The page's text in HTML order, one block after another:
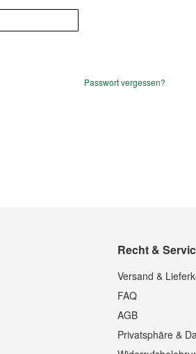
Passwort vergessen?
Recht &
Versand &
FAQ
AGB
Privatsphäre &